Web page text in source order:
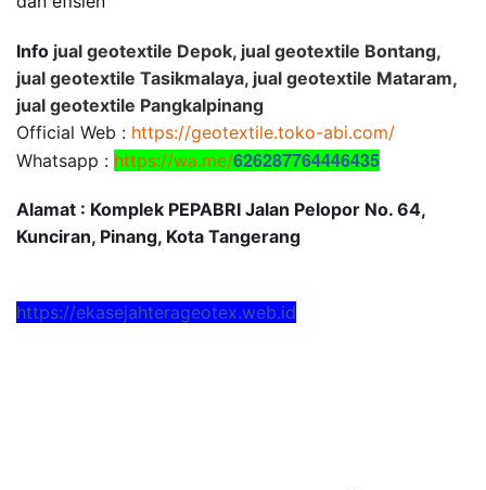
Info jual geotextile Depok, jual geotextile Bontang,
jual geotextile Tasikmalaya, jual geotextile Mataram,
jual geotextile Pangkalpinang
Official Web : https://geotextile.toko-abi.com/
Whatsapp : https://wa.me/626287764446435
Alamat : Komplek PEPABRI Jalan Pelopor No. 64,
Kunciran, Pinang, Kota Tangerang
https://ekasejahterageotex.web.id